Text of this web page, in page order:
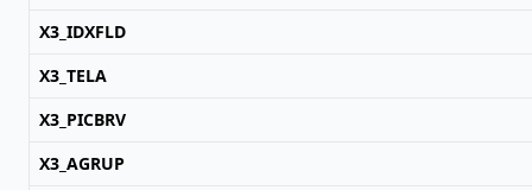
X3_IDXFLD
X3_TELA
X3_PICBRV
X3_AGRUP